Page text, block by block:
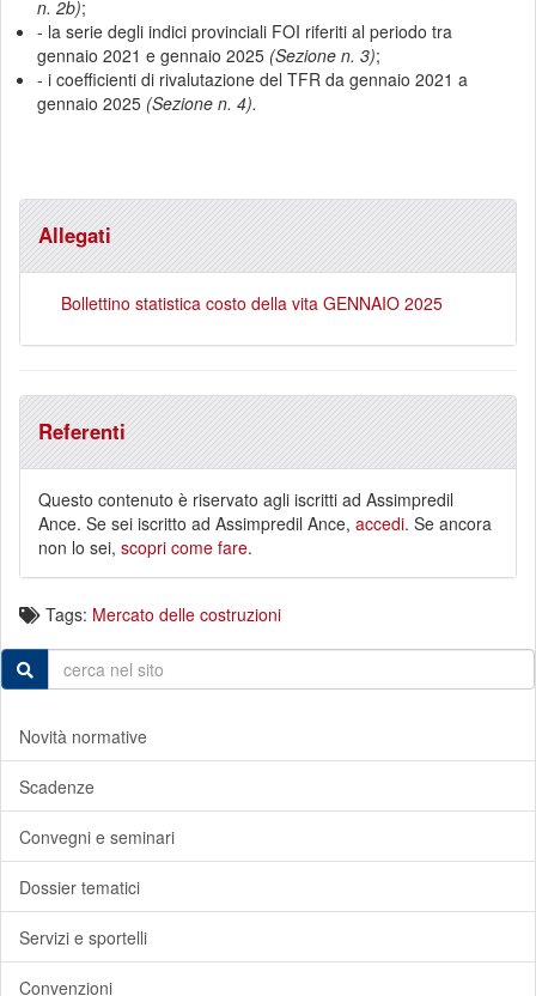
n. 2b);
- la serie degli indici provinciali FOI riferiti al periodo tra
gennaio 2021 e gennaio 2025 (Sezione n. 3);
- i coefficienti di rivalutazione del TFR da gennaio 2021 a
gennaio 2025 (Sezione n. 4).
Allegati
Bollettino statistica costo della vita GENNAIO 2025
Referenti
Questo contenuto è riservato agli iscritti ad Assimpredil
Ance. Se sei iscritto ad Assimpredil Ance, accedi. Se ancora
non lo sei, scopri come fare.
Tags: Mercato delle costruzioni
Novità normative
Scadenze
Convegni e seminari
Dossier tematici
Servizi e sportelli
Convenzioni